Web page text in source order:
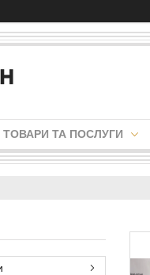
ТОВАРИ ТА ПОСЛУГИ